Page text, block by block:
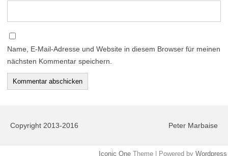
Name, E-Mail-Adresse und Website in diesem Browser für meinen
nächsten Kommentar speichern.
Copyright 2013-2016 Peter Marbaise
Iconic One Theme | Powered by Wordpress